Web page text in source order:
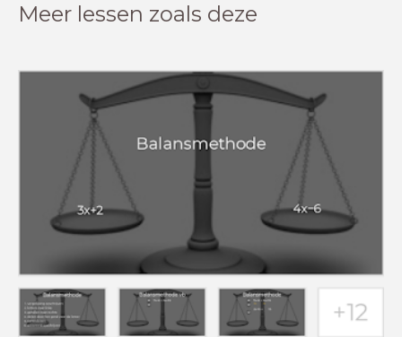
Meer lessen zoals deze